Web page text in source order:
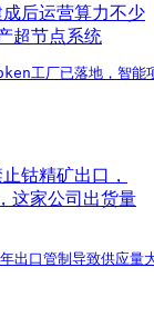
后运营算力不少
超节点系统
工厂已落地，智
钴精矿出口，
这家公司出货量
出口管制导致供应